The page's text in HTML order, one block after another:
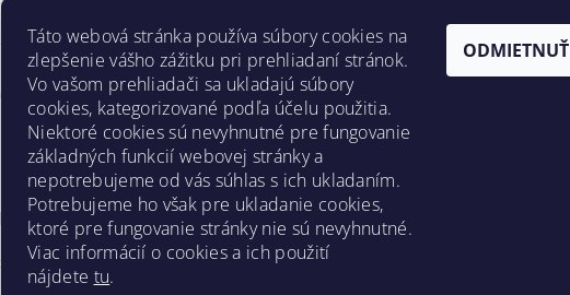
podmienky | Reklamačný poriadok | Zásady ochrany osobných údajov
Táto webová stránka používa súbory cookies na
zlepšenie vášho zážitku pri prehliadaní stránok.
Vo vašom prehliadači sa ukladajú súbory
cookies, kategorizované podľa účelu použitia.
Niektoré cookies sú nevyhnutné pre fungovanie
základných funkcií webovej stránky a
nepotrebujeme od vás súhlas s ich ukladaním.
Potrebujeme ho však pre ukladanie cookies,
ktoré pre fungovanie stránky nie sú nevyhnutné.
Viac informácií o cookies a ich použití
nájdete tu.
ODMIETNUŤ